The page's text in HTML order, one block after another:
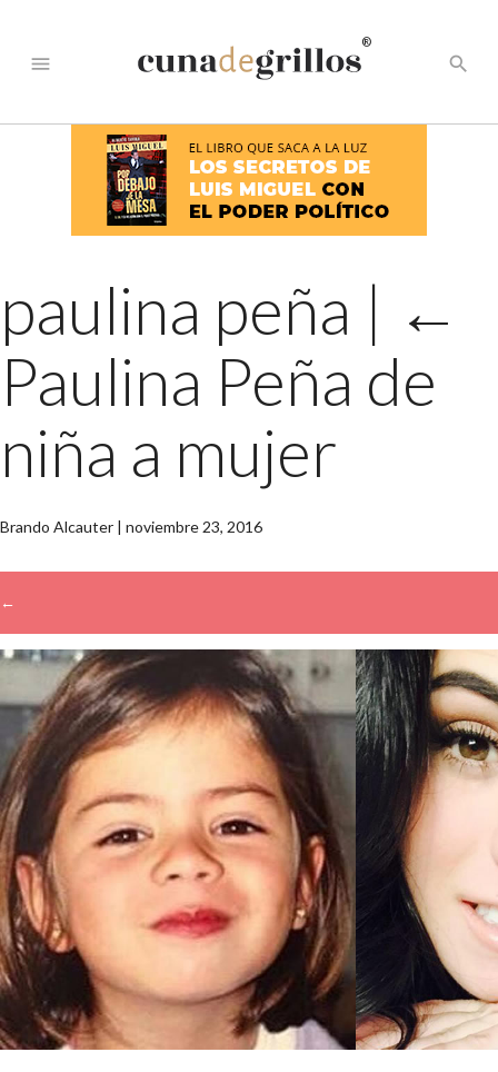
menu
®
search
paulina peña | ←
Paulina Peña de
niña a mujer
Brando Alcauter | noviembre 23, 2016
←
→